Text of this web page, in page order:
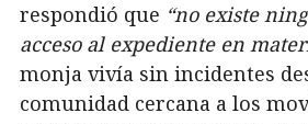
respondió que “no existe
acceso al expediente en
monja vivía sin incidentes
comunidad cercana a los